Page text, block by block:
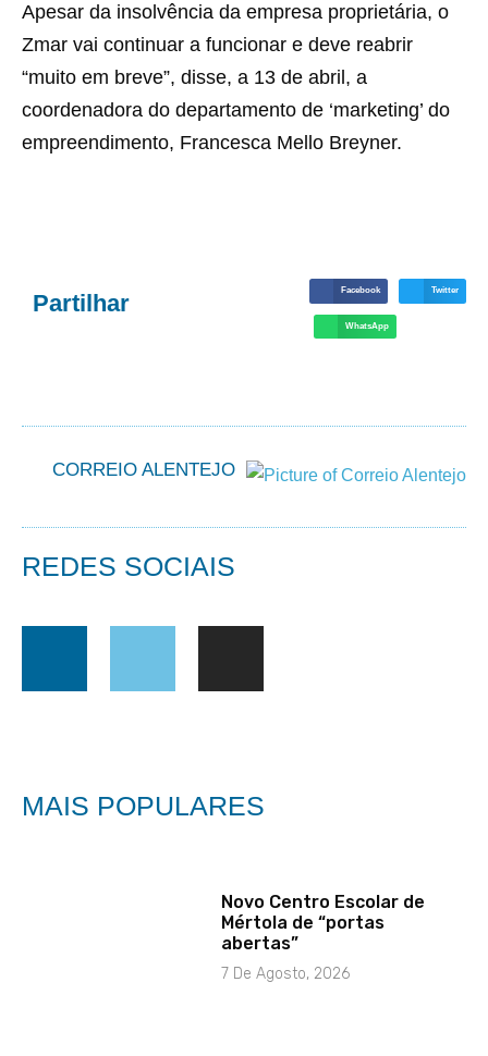
Apesar da insolvência da empresa proprietária, o
Zmar vai continuar a funcionar e deve reabrir
“muito em breve”, disse, a 13 de abril, a
coordenadora do departamento de ‘marketing’ do
empreendimento, Francesca Mello Breyner.
Partilhar Facebook Twitter
WhatsApp
CORREIO ALENTEJO
REDES SOCIAIS
MAIS POPULARES
Novo Centro Escolar de
Mértola de “portas
abertas”
7 De Agosto, 2026